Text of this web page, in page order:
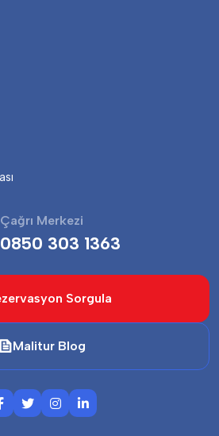
Çağrı Merkezi
0850 303 1363
Sorgula
Malitur Blog